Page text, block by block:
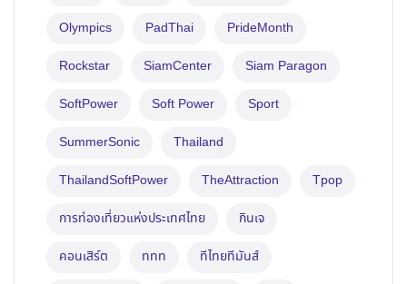
Olympics PadThai PrideMonth
Rockstar SiamCenter Siam Paragon
SoftPower Soft Power Sport
SummerSonic Thailand
ThailandSoftPower TheAttraction Tpop
การท่องเที่ยวแห่งประเทศไทย กินเจ
คอนเสิร์ต ททท ทีไทยทีมันส์